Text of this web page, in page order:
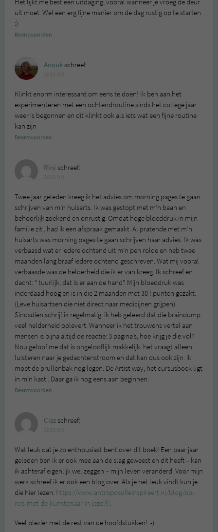
uit moet. Wel een erg fijne manier om de dag rustig op te starten.
:)
Beantwoorden
Anoukschreef:
Klinkt enorm interessant om eens te doen! Ik ben aan het
experimenteren met een ochtendroutine sinds het college jaar
weer is begonnen en dit klinkt ook als iets wat een fijne routine
kan zijn
Beantwoorden
Rini schreef:
Twee jaar geleden kreeg ik het advies om morning pages te gaan
schrijven van m’n huisarts. Ik was gestopt met m’n baan en
behoorlijk zoekend en onrustig. Omdat hoge bloeddruk in mijn
familie zit , had ik een afspraak gemaakt. Al pratende met m’n
huisarts was morning pages te gaan schrijven haar advies. Ik was
verbaasd wat er iedere ochtend uit m’n pen rolde en heb twee
maanden lang braaf iedere ochtend geschreven. Wat mij vooral
verbaasde was de helderheid die ik er van kreeg. Ik schreef en
dacht: “ tuurlijk, dat is er aan de hand”. Mijn bloeddruk was
inderdaad hoog en is in die 2 maanden met 30 ! punten gezakt.
(Leve huisartsen die niet direct naar medicijnen grijpen).
Sindsdien schrijf ik regelmatig: ik heb geleerd dat die braindump
veel helderheid oplevert. Wanneer ik het trouwens vertel aan
mensen is bijna altijd de reactie: 3 pagina’s, hoe krijg je die vol?
Nou geloof me dat is ongelooflijk makkelijk: het vraagt alleen
luisteren naar je gedachtenstroom en dat kan dus ook zijn: ik
moet de prullenbak nog legen. De Artist way, het cursusboek ligt
in m’n kast . Daar ga ik nog eens aan beginnen.
Beantwoorden
Cizzschreef:
Wat leuk dat je zo enthousiast bent over dit boek! Een paar jaar
geleden ben ik er ook mee aan de slag geweest en dit heeft – kan
ik achteraf eigenlijk wel zeggen – mijn leven veranderd. Voor mijn
werk schreef ik er ook een blog over. Als je het leuk vindt kun je
die hier lezen: https://www.antroposofieinspireert.nl/blog/op-
reis-met-de-kunstenaar-in-jezelf/.
Veel plezier met de rest van de hoofdstukken! :-)